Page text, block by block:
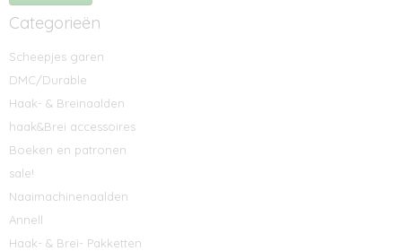
Categorieën
Scheepjes garen
DMC/Durable
Haak- & Breinaalden
haak&Brei accessoires
Boeken en patronen
sale!
Naaimachinenaalden
Annell
Haak- & Brei- Pakketten